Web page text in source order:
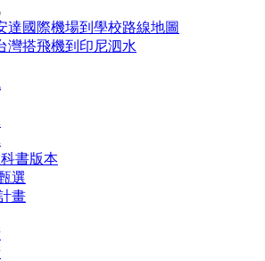
達國際機場到學校路線地圖
灣搭飛機到印尼泗水
書版本
選
畫